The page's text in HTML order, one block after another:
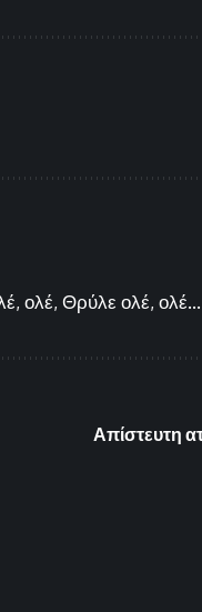
ολέ, Θρύλε ολέ, ολέ...
Απίστευτη